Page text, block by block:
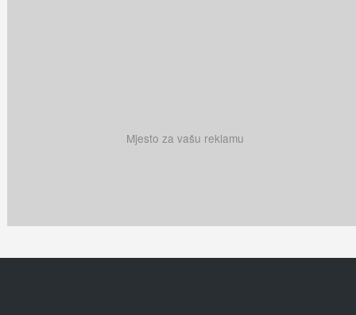
Mjesto za vašu reklamu